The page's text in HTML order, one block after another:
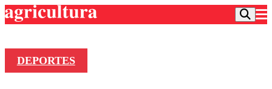
DEPORTES